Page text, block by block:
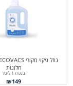
חלונות
בנפח 1 ליטר
₪149